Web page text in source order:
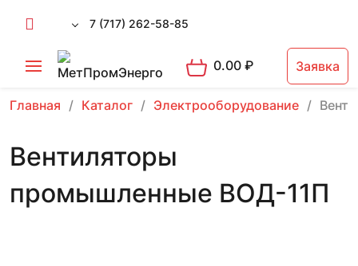
7 (717) 262-58-85
0.00₽ Заявка
Главная Каталог Электрооборудование
Вентиляторы
промышленные ВОД-11П